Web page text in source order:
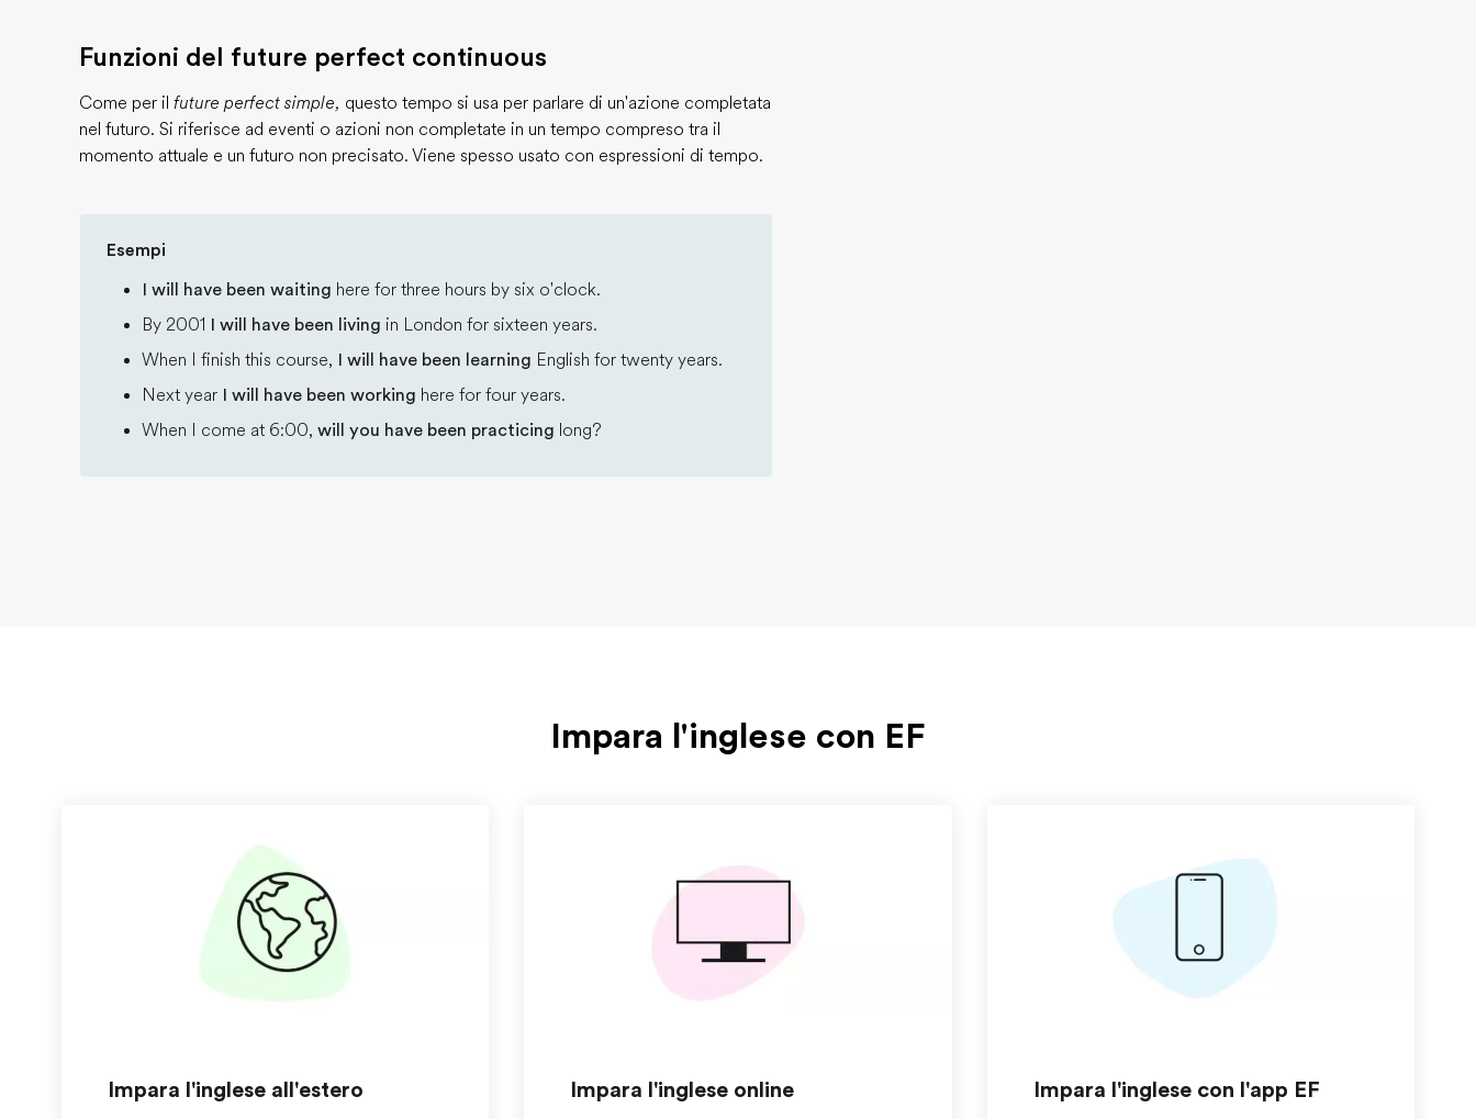
Funzioni del future perfect continuous
Come per il future perfect simple, questo tempo si usa per parlare di un'azione completata
nel futuro. Si riferisce ad eventi o azioni non completate in un tempo compreso tra il
momento attuale e un futuro non precisato. Viene spesso usato con espressioni di tempo.
Esempi
I will have been waiting here for three hours by six o'clock.
By 2001 I will have been living in London for sixteen years.
When I finish this course, I will have been learning English for twenty years.
Next year I will have been working here for four years.
When I come at 6:00, will you have been practicing long?
Impara l'inglese con EF
Impara l'inglese all'estero Impara l'inglese online Impara l'inglese con l'app EF